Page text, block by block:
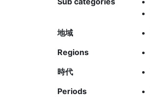
地域
Regions
時代
Periods